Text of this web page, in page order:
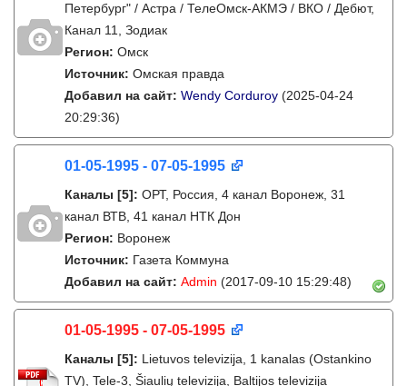
Петербург" / Астра / ТелеОмск-АКМЭ / ВКО / Дебют,
Канал 11, Зодиак
Регион: Омск
Источник: Омская правда
Добавил на сайт: Wendy Corduroy (2025-04-24
20:29:36)
01-05-1995 - 07-05-1995
Каналы [5]: ОРТ, Россия, 4 канал Воронеж, 31
канал ВТВ, 41 канал НТК Дон
Регион: Воронеж
Источник: Газета Коммуна
Добавил на сайт: Admin (2017-09-10 15:29:48)
01-05-1995 - 07-05-1995
Каналы [5]: Lietuvos televizija, 1 kanalas (Ostankino
TV), Tele-3, Šiaulių televizija, Baltijos televizija